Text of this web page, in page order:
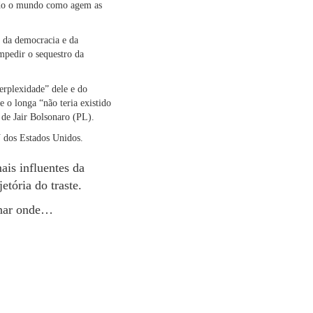
o mundo como agem as
democracia e da
o sequestro da
dele e do
o longa “não teria existido
Jair Bolsonaro (PL).
Estados Unidos.
influentes da
do traste.
onde…